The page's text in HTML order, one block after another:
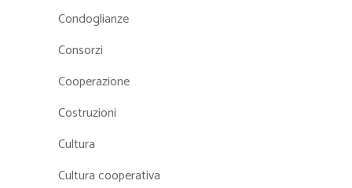
Condoglianze
Consorzi
Cooperazione
Costruzioni
Cultura
Cultura cooperativa